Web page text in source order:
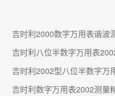
吉时利2000数字万用表谐波
吉时利八位半数字万用表
吉时利2002型八位半数字万
吉时利数字万用表2002测量